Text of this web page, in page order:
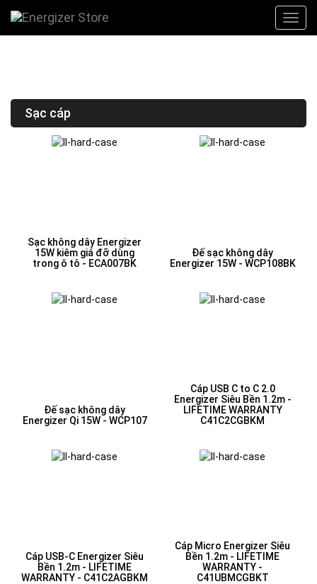
Sạc cáp
Sạc không dây Energizer
15W kiêm giá đỡ dùng
trong ô tô - ECA007BK
Đế sạc không dây
Energizer 15W - WCP108BK
Đế sạc không dây
Energizer Qi 15W - WCP107
Cáp USB C to C 2.0
Energizer Siêu Bền 1.2m -
LIFETIME WARRANTY
C41C2CGBKM
Cáp USB-C Energizer Siêu
Bền 1.2m - LIFETIME
WARRANTY - C41C2AGBKM
Cáp Micro Energizer Siêu
Bền 1.2m - LIFETIME
WARRANTY -
C41UBMCGBKT